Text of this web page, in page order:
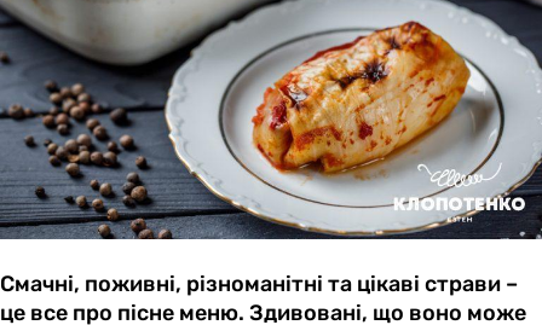
Смачні, поживні, різноманітні та цікаві страви –
це все про пісне меню. Здивовані, що воно може